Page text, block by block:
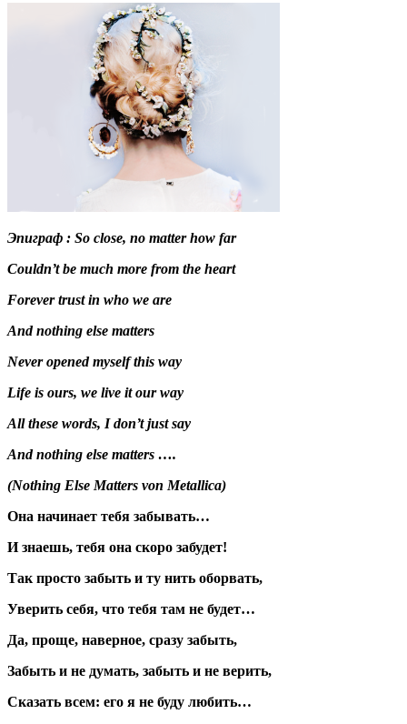
Эпиграф : So close, no matter how far
Couldn’t be much more from the heart
Forever trust in who we are
And nothing else matters
Never opened myself this way
Life is ours, we live it our way
All these words, I don’t just say
And nothing else matters ….
(Nothing Else Matters von Metallica)
Она начинает тебя забывать…
И знаешь, тебя она скоро забудет!
Так просто забыть и ту нить оборвать,
Уверить себя, что тебя там не будет…
Да, проще, наверное, сразу забыть,
Забыть и не думать, забыть и не верить,
Сказать всем: его я не буду любить…